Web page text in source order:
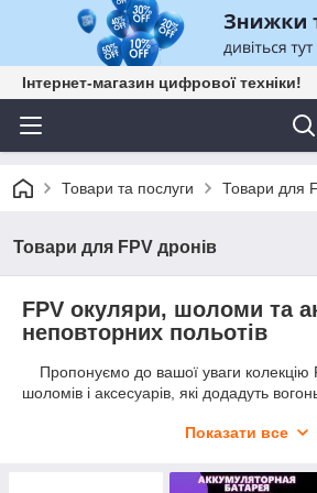
Інтернет-магазин цифрової техніки!
Товари та послуги Товари для
Товари для FPV дронів
FPV окуляри, шоломи та
неповторних польотів
Пропонуємо до вашої уваги колекцію
шоломів і аксесуарів, які додадуть
оглядом, точним керуванням і
досвіду справжнього FPV-польоту.
Показати все